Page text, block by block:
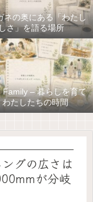
ネの奥にある「わたし
さ」を語る場所
Family – 暮らしを育て
わたしたちの時間
グの広さは
が分岐